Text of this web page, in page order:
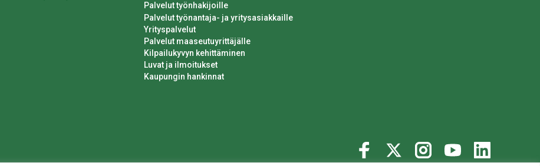
Palvelut työnhakijoille
Palvelut työnantaja- ja yritysasiakkaille
Yrityspalvelut
Palvelut maaseutuyrittäjälle
Kilpailukyvyn kehittäminen
Luvat ja ilmoitukset
Kaupungin hankinnat